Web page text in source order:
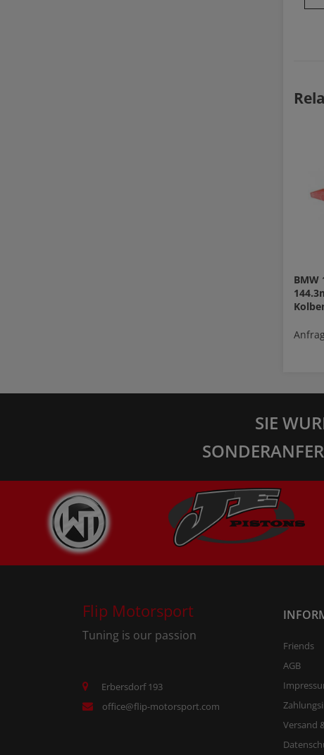
BMW
SIE
Flip Motorsport
Tuning is our passion
Erbersdorf 193
office@flip-motorsport.com
Friends
AGB
Versand